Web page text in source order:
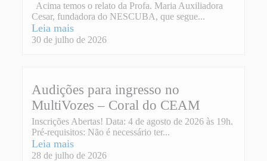
Acima temos o relato da Profa. Maria Auxiliadora
Cesar, fundadora do NESCUBA, que segue...
Leia mais
30 de julho de 2026
Audições para ingresso no
MultiVozes – Coral do CEAM
Inscrições Abertas! Data: 4 de agosto de 2026 às 19h.
Pré-requisitos: Não é necessário ter...
Leia mais
28 de julho de 2026